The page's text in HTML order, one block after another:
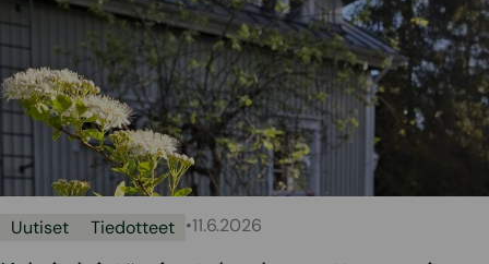
Uutiset Tiedotteet •11.6.2026